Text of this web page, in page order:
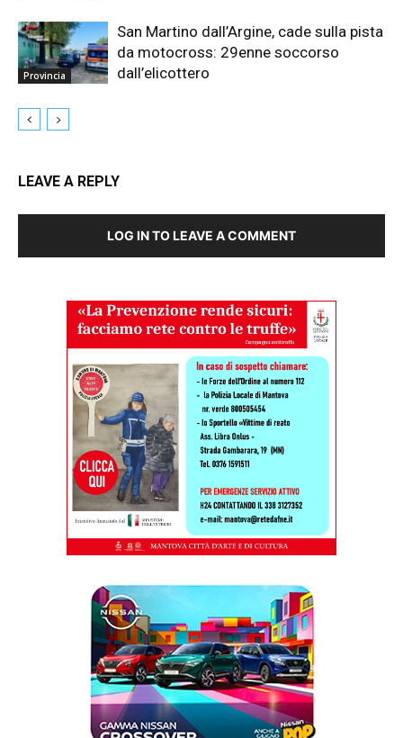
Provincia
San Martino dall’Argine, cade sulla pista
da motocross: 29enne soccorso
dall’elicottero
LEAVE A REPLY
LOG IN TO LEAVE A COMMENT